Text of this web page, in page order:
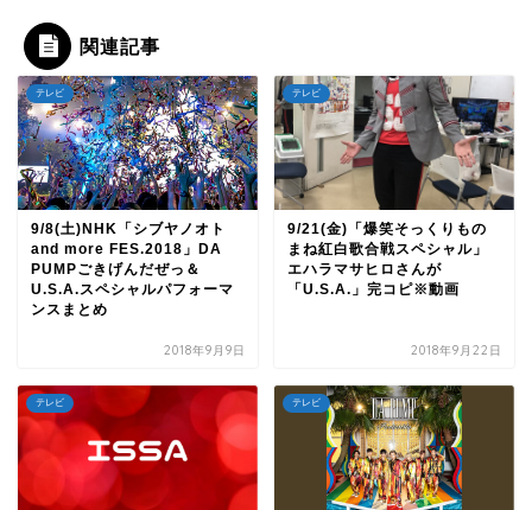
関連記事
テレビ
9/8(土)NHK「シブヤノオト
and more FES.2018」DA
PUMPごきげんだぜっ＆
U.S.A.スペシャルパフォーマ
ンスまとめ
2018年9月9日
テレビ
9/21(金)「爆笑そっくりもの
まね紅白歌合戦スペシャル」
エハラマサヒロさんが
「U.S.A.」完コピ※動画
2018年9月22日
テレビ テレビ